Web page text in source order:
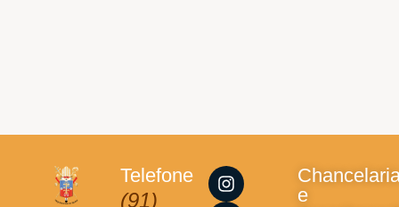
Telefone
(91)
I
n
F
a
Y
o
L
i
e